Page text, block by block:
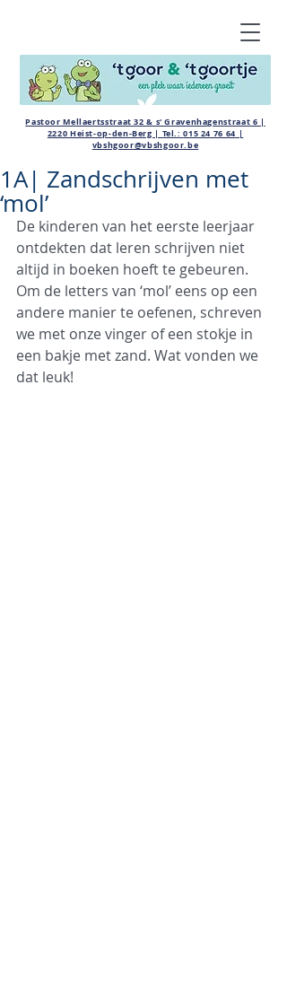
Pastoor Mellaertsstraat 32 & s' Gravenhagenstraat 6 |
2220 Heist-op-den-Berg | Tel.:015 24 76 64 |
vbshgoor@vbshgoor.be
1A| Zandschrijven met
‘mol’
De kinderen van het eerste leerjaar
ontdekten dat leren schrijven niet
altijd in boeken hoeft te gebeuren.
Om de letters van ‘mol’ eens op een
andere manier te oefenen, schreven
we met onze vinger of een stokje in
een bakje met zand. Wat vonden we
dat leuk!